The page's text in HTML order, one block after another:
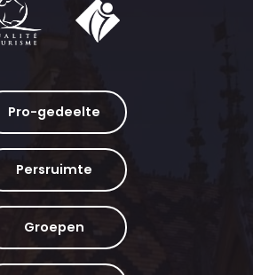
Pro-gedeelte
Persruimte
Groepen